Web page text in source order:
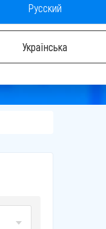
Русский
Українська